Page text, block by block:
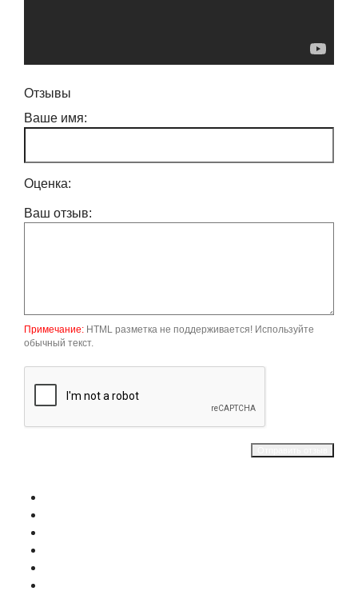
Отзывы
Ваше имя:
Оценка:
Ваш отзыв:
Примечание: HTML разметка не поддерживается! Используйте
обычный текст.